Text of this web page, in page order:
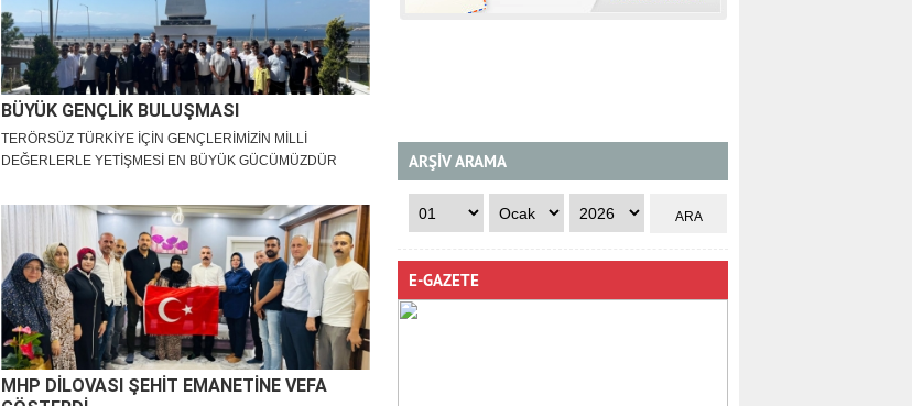
BÜYÜK GENÇLİK BULUŞMASI
TERÖRSÜZ TÜRKİYE İÇİN GENÇLERİMİZİN MİLLİ
DEĞERLERLE YETİŞMESİ EN BÜYÜK GÜCÜMÜZDÜR
MHP DİLOVASI ŞEHİT EMANETİNE VEFA
ARŞİV ARAMA
E-GAZETE